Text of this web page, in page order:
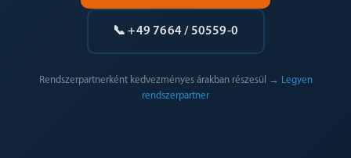
📞 +49 7664 / 50559-0
Rendszerpartnerként kedvezményes árakban részesül →
Legyen
rendszerpartner